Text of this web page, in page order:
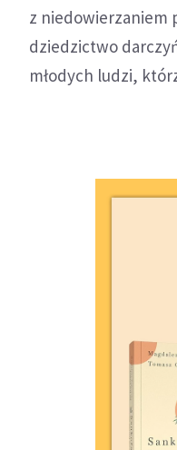
z niedowierzaniem
dziedzictwo
młodych ludzi,